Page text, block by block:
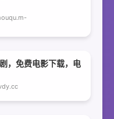
，免费电影下载，电